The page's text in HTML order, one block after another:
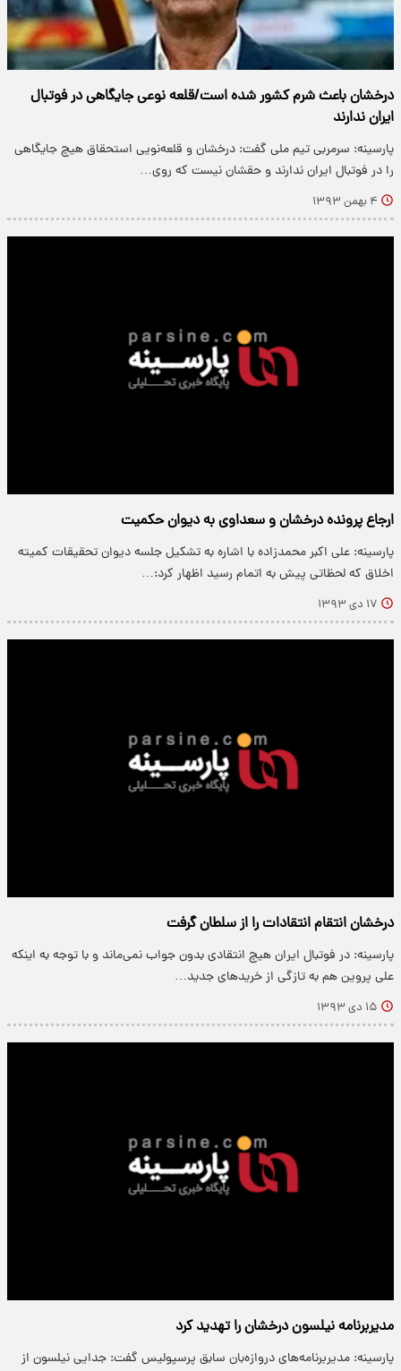
درخشان باعث شرم کشور شده است/قلعه نوعی جایگاهی در فوتبال
ایران ندارند
پارسینه: سرمربی تیم ملی گفت: درخشان و قلعه‌نویی استحقاق هیچ جایگاهی
را در فوتبال ایران ندارند و حقشان نیست که روی…
۴ بهمن ۱۳۹۳
ارجاع پرونده درخشان و سعداوی به دیوان حکمیت
پارسینه: علی اکبر محمدزاده با اشاره به تشکیل جلسه دیوان تحقیقات کمیته
اخلاق که لحظاتی پیش به اتمام رسید اظهار کرد:…
۱۷ دی ۱۳۹۳
درخشان انتقام انتقادات را از سلطان گرفت
پارسینه: در فوتبال ایران هیچ انتقادی بدون جواب نمی‌ماند و با توجه به اینکه
علی پروین هم به تازگی از خریدهای جدید…
۱۵ دی ۱۳۹۳
مدیربرنامه نیلسون درخشان را تهدید کرد
پارسینه: مدیربرنامه‌های دروازه‌بان سابق پرسپولیس گفت: جدایی نیلسون از